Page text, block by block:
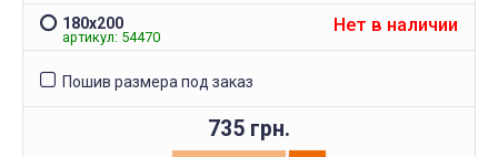
180х200
артикул: 54470
Нет в наличии
Пошив размера под заказ
735 грн.